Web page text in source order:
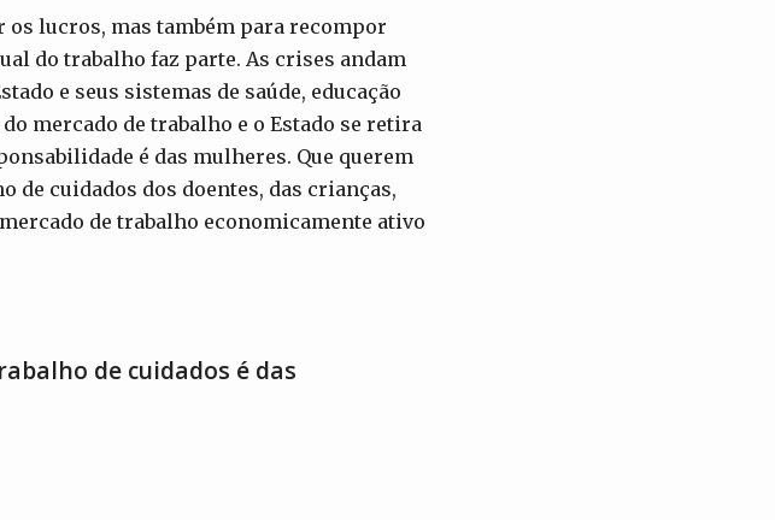
lucros, mas também para recompor
do trabalho faz parte. As crises andam
e seus sistemas de saúde, educação
mercado de trabalho e o Estado se retira
é das mulheres. Que querem
de cuidados dos doentes, das crianças,
de trabalho economicamente ativo
de cuidados é das